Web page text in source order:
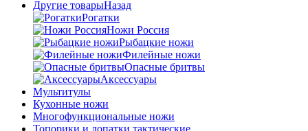
Другие товарыНазад
Рогатки
Ножи Россия
Рыбацкие ножи
Филейные ножи
Опасные бритвы
Аксессуары
Мультитулы
Кухонные ножи
Многофункциональные ножи
Топорики и лопатки тактические